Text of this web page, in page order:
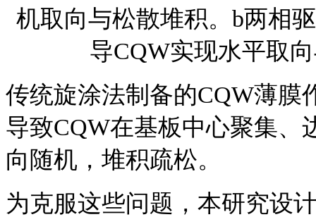
机取向与松散堆积。b两相
导CQW实现水平取
传统旋涂法制备的CQW薄膜
导致CQW在基板中心聚集、
向随机，堆积疏松。
为克服这些问题，本研究设